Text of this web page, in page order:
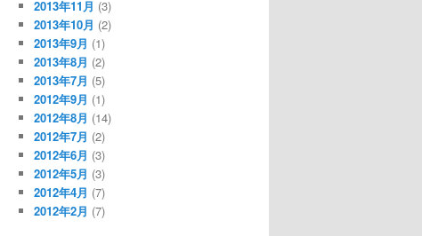
2013年11月 (3)
2013年10月 (2)
2013年9月 (1)
2013年8月 (2)
2013年7月 (5)
2012年9月 (1)
2012年8月 (14)
2012年7月 (2)
2012年6月 (3)
2012年5月 (3)
2012年4月 (7)
2012年2月 (7)